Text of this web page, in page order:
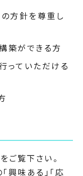
方針を尊重し
築ができる方
っていただける
ご覧下さい。
興味ある」「応